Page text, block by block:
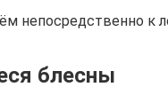
непосредственно к
блесны